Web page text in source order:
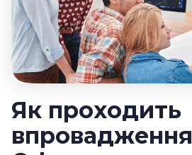
Як проходить
впровадження